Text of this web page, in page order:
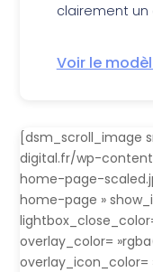
clairement un
Voir le
[dsm_scroll_image
digital.fr/wp-
home-page-
home-page »
overlay_color=
overlay_icon_color=